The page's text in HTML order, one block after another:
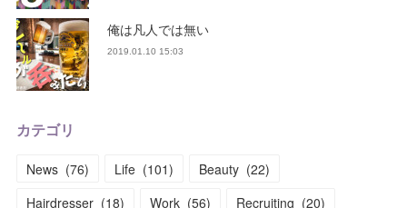
俺は凡人では無い
2019.01.10 15:03
カテゴリ
News (76) Life (101) Beauty (22)
Hairdresser (18) Work (56) Recruiting (20)